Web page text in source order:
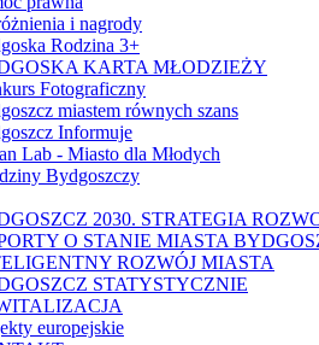
i nagrody
Rodzina 3+
KARTA MŁODZIEŻY
Fotograficzny
miastem równych szans
Informuje
Lab - Miasto dla Młodych
Bydgoszczy
2030. STRATEGIA
O STANIE MIASTA
ROZWÓJ MIASTA
STATYSTYCZNIE
europejskie